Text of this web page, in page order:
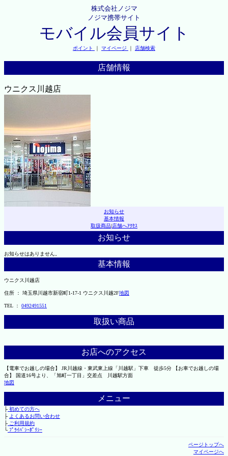
株式会社ノジマ
ノジマ携帯サイト
モバイル会員サイト
ポイント ｜ マイページ ｜ 店舗検索
店舗情報
ウニクス川越店
お知らせ
基本情報
取扱商品|店舗へｱｸｾｽ
お知らせ
お知らせはありません。
基本情報
ウニクス川越店
住所 ： 埼玉県川越市新宿町1-17-1 ウニクス川越2F地図
TEL ： 0492491551
取扱い商品
お店へのアクセス
【電車でお越しの場合】 JR川越線・東武東上線「川越駅」下車 徒歩5分 【お車でお越しの場
合】 国道16号より、「旭町一丁目」交差点 川越駅方面
地図
メニュー
├初めての方へ
├ よくあるお問い合わせ
├ご利用規約
└ﾌﾟﾗｲﾊﾞｼｰﾎﾟﾘｼｰ
ページトップへ
マイページへ